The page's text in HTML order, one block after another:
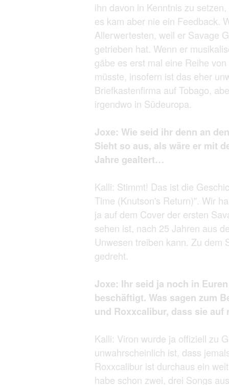
ihn davon in Kenntnis zu
es kam aber nie ein Feedback.
Allerwertesten, weil er Savage
getrieben hat. Wenn er
gäbe es erst mal eine Reihe
müsste, insofern ist das eher
Briefkastenfirma auf Tobago,
irgendwo in Südeuropa.
Joxe: Wie seid ihr denn an
Sieht so aus, als wäre er mit
Jahre gealtert…
Kalli: Stimmt! Das ist die
Time (Knutson's Return)". Wir
ja auf dem Cover der ersten
sehen ist, nach 25 Jahren aus
Unwesen treiben kann. Zu dem
gedreht.
Joxe: Ihr seid ja noch in
beschäftigt. Was sagen zum
und Roxxcalibur, dass sie auf
Kalli: Viron wurde ja offiziell zu
unwahrscheinlich ist, dass
Roxxcalibur ist durchaus ein
habe schon zwei, drei Songs